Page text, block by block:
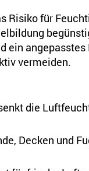
Risiko für
ein
vermeiden.
die
Decken und